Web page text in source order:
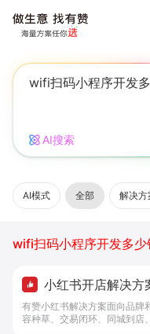
AI搜索
AI模式 全部 解决方
wifi扫码小程序开发多少
小红书开店解决方
化工具 - 做生意,
有赞小红书解决方案面向品牌
容种草、交易闭环、同城到店